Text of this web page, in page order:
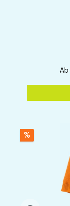
Ab
%